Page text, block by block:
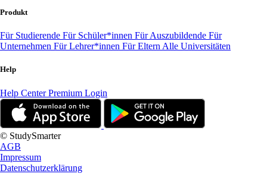
Produkt
Für Studierende Für Schüler*innen Für Auszubildende Für
Unternehmen Für Lehrer*innen Für Eltern Alle Universitäten
Help
Help CenterPremium Login
© StudySmarter
AGB
Impressum
Datenschutzerklärung